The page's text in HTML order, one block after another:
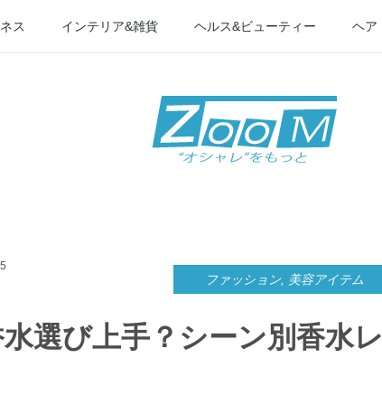
ス インテリア&雑貨 ヘルス&ビューティー ヘア
ファッション 美容アイテム
選び上手？シーン別香水レ